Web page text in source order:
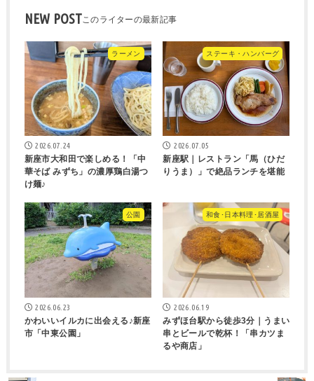
NEW POST
ラーメン
2026.07.24
新座市大和田で楽しめる！「中
華そば みずち」の濃厚鶏白湯つ
け麺♪
ステーキ・ハンバーグ
2026.07.05
新座駅｜レストラン「馬（ひだ
りうま）」で絶品ランチを堪能
公園
2026.06.23
かわいいイルカに出会える♪新座
市「中東公園」
和食･日本料理･居酒屋
2026.06.19
みずほ台駅から徒歩3分｜うまい
串とビールで乾杯！「串カツま
るや商店」